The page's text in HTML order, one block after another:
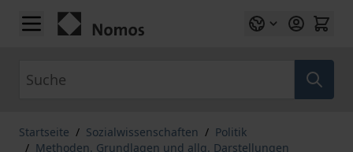
Zum Inhalt springen
Startseite / Sozialwissenschaften / Politik
/ Methoden. Grundlagen und allg. Darstellungen